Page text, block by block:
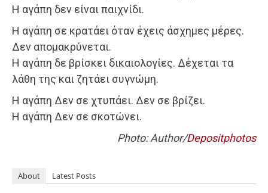
Η αγάπη δεν είναι παιχνίδι.
Η αγάπη σε κρατάει όταν έχεις άσχημες μέρες.
Δεν απομακρύνεται.
Η αγάπη δε βρίσκει δικαιολογίες. Δέχεται τα
λάθη της και ζητάει συγνώμη.
Η αγάπη Δεν σε χτυπάει. Δεν σε βρίζει.
Η αγάπη Δεν σε σκοτώνει.
Photo: Author/Depositphotos
About Latest Posts